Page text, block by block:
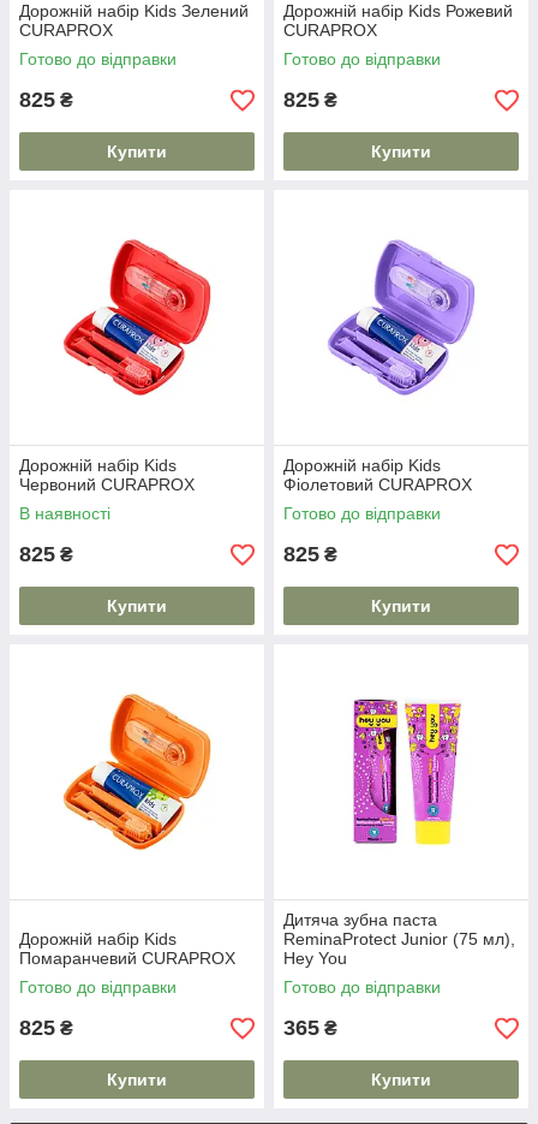
Дорожній набір Kids Зелений
CURAPROX
Готово до відправки
825 ₴
Купити
Дорожній набір Kids Рожевий
CURAPROX
Готово до відправки
825 ₴
Купити
Дорожній набір Kids
Червоний CURAPROX
В наявності
825 ₴
Купити
Дорожній набір Kids
Фіолетовий CURAPROX
Готово до відправки
825 ₴
Купити
Дорожній набір Kids
Помаранчевий CURAPROX
Готово до відправки
825 ₴
Купити
Дитяча зубна паста
ReminaProtect Junior (75 мл),
Hey You
Готово до відправки
365 ₴
Купити